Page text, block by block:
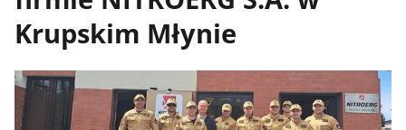
Krupskim Młynie